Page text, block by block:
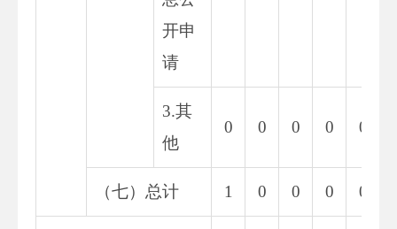
开申
请
3.其
他
0 0 0 0 0
（七）总计 1 0 0 0 0